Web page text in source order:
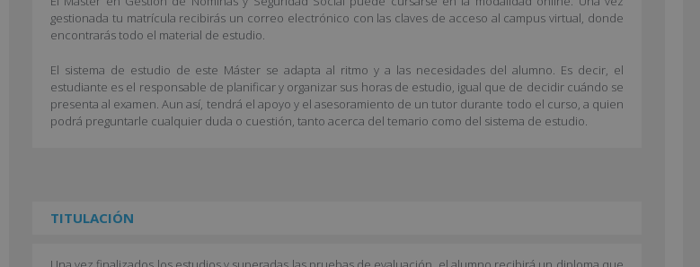
gestionada tu matrícula recibirás un correo electrónico con las claves de acceso al campus virtual, donde
encontrarás todo el material de estudio.
El sistema de estudio de este Máster se adapta al ritmo y a las necesidades del alumno. Es decir, el
estudiante es el responsable de planificar y organizar sus horas de estudio, igual que de decidir cuándo se
presenta al examen. Aun así, tendrá el apoyo y el asesoramiento de un tutor durante todo el curso, a quien
podrá preguntarle cualquier duda o cuestión, tanto acerca del temario como del sistema de estudio.
TITULACIÓN